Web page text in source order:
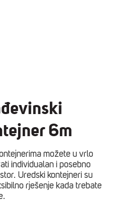
6m
možete u vrlo
individualan i posebno
Uredski kontejneri su
rješenje kada trebate